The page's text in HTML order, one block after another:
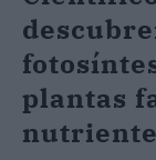
plantas